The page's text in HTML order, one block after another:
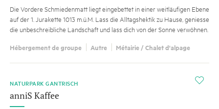
Die Vordere Schmiedenmatt liegt eingebettet in einer weitläufigen Ebene
auf der 1. Jurakette 1013 m.ü.M. Lass die Alltagshektik zu Hause, geniesse
die unbeschreibliche Landschaft und lass dich von der Sonne verwöhnen.
Hébergement de groupe Autre Métairie / Chalet d'alpage
i
NATURPARK GANTRISCH
anniS Kaffee